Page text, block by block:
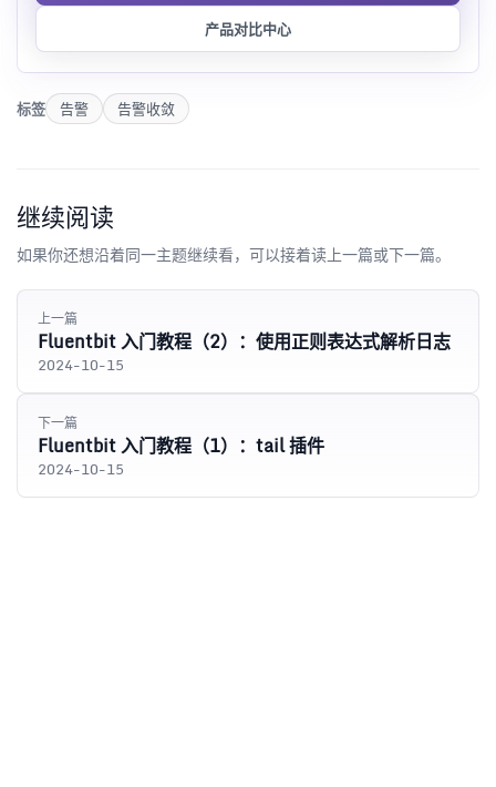
产品对比中心
标签 告警 告警收敛
继续阅读
如果你还想沿着同一主题继续看，可以接着读上一篇或下一篇。
上一篇
Fluentbit 入门教程（2）：使用正则表达式解析日志
2024-10-15
下一篇
Fluentbit 入门教程（1）：tail 插件
2024-10-15